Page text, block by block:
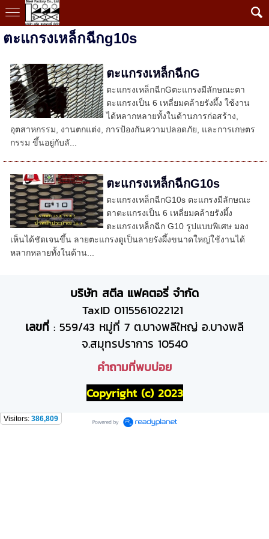
ตะแกรงเหล็กฉีกg10s
ตะแกรงเหล็กฉีกG
ตะแกรงเหล็กฉีกGตะแกรงมีลักษณะตา
ตะแกรงเป็น 6 เหลี่ยมคล้ายรังผึ้ง ใช้งาน
ได้หลากหลายทั้งในด้านการก่อสร้าง,
อุตสาหกรรม, งานตกแต่ง, การป้องกันความปลอดภัย, และการเกษตร
กรรม ขึ้นอยู่กับลั...
ตะแกรงเหล็กฉีกG10s
ตะแกรงเหล็กฉีกG10s ตะแกรงมีลักษณะ
ตาตะแกรงเป็น 6 เหลี่ยมคล้ายรังผึ้ง
ตะแกรงเหล็กฉีก G10 รูปแบบพิเศษ มอง
เห็นได้ชัดเจนขึ้น ลายตะแกรงดูเป็นลายรังผึ้งขนาดใหญ่ใช้งานได้
หลากหลายทั้งในด้าน...
บริษัท สตีล แฟคตอรี่ จำกัด
TaxID 0115561022121
เลขที่ : 559/43 หมู่ที่ 7 ต.บางพลีใหญ่ อ.บางพลี
จ.สมุทรปราการ 10540
คำถามที่พบบ่อย
Copyright (c) 2023
Visitors: 386,809